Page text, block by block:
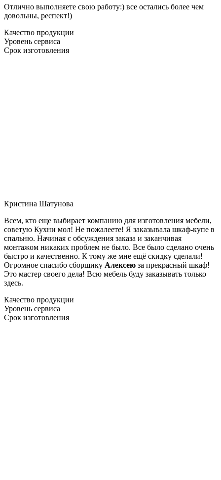
Отлично выполняете свою работу:) все остались более чем
довольны, респект!)
Качество продукции
Уровень сервиса
Срок изготовления
Кристина Шатунова
Всем, кто еще выбирает компанию для изготовления мебели,
советую Кухни мол! Не пожалеете! Я заказывала шкаф-купе в
спальню. Начиная с обсуждения заказа и заканчивая
монтажом никаких проблем не было. Все было сделано очень
быстро и качественно. К тому же мне ещё скидку сделали!
Огромное спасибо сборщику Алексею за прекрасный шкаф!
Это мастер своего дела! Всю мебель буду заказывать только
здесь.
Качество продукции
Уровень сервиса
Срок изготовления